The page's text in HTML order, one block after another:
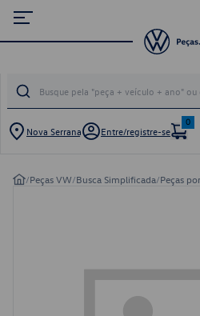
Nova Serrana Entre/registre-se
0
/Peças VW/Busca Simplificada/Peças